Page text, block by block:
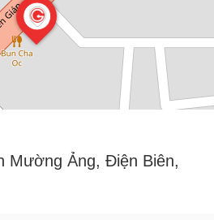
Mường Ảng, Điện Biên,